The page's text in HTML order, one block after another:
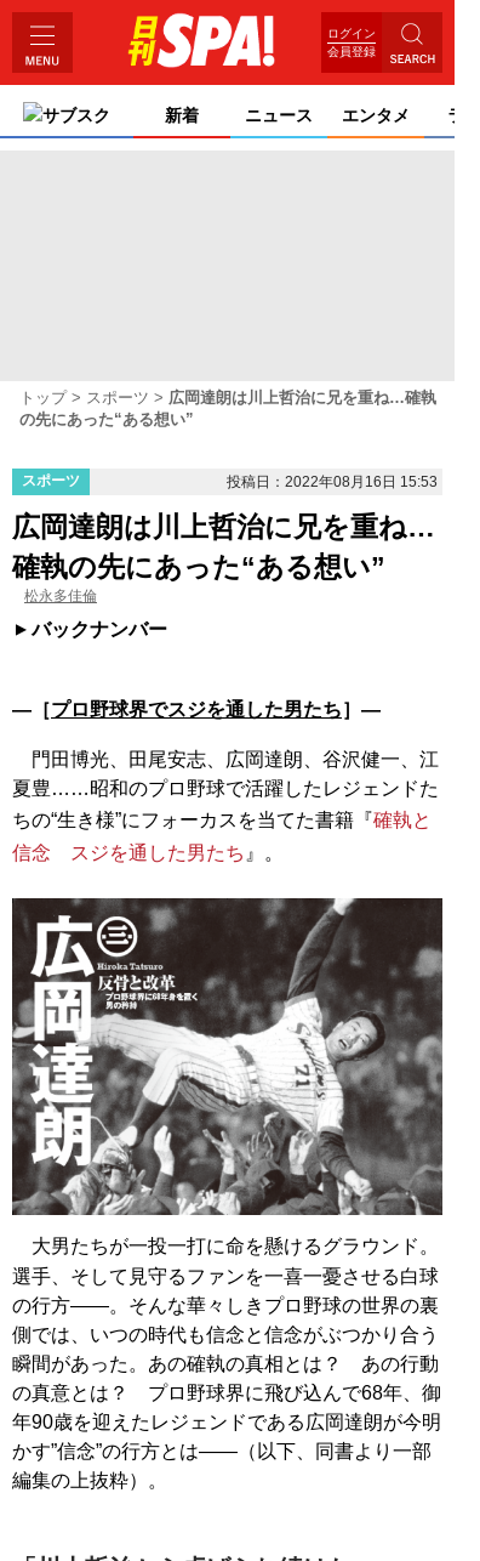
ログイン
会員登録
サブスク 新着 ニュース エンタメ ライ
トップ スポーツ
広岡達朗は川上哲治に兄を重ね…確執
の先にあった“ある想い”
スポーツ 投稿日：2022年08月16日 15:53
広岡達朗は川上哲治に兄を重ね…
確執の先にあった“ある想い”
松永多佳倫
バックナンバー
―［プロ野球界でスジを通した男たち］―
門田博光、田尾安志、広岡達朗、谷沢健一、江
夏豊……昭和のプロ野球で活躍したレジェンドた
ちの“生き様”にフォーカスを当てた書籍『確執と
信念 スジを通した男たち 』。
大男たちが一投一打に命を懸けるグラウンド。
選手、そして見守るファンを一喜一憂させる白球
の行方――。そんな華々しきプロ野球の世界の裏
側では、いつの時代も信念と信念がぶつかり合う
瞬間があった。あの確執の真相とは？ あの行動
の真意とは？ プロ野球界に飛び込んで68年、御
年90歳を迎えたレジェンドである広岡達朗が今明
かす”信念”の行方とは――（以下、同書より一部
編集の上抜粋）。